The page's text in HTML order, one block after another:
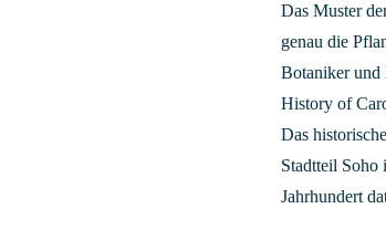
Das Muster
genau die
Botaniker und
History of
Das
Stadtteil Soho
Jahrhundert